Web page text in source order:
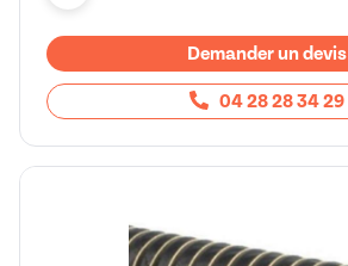
Demander un devis
04 28 28 34 29